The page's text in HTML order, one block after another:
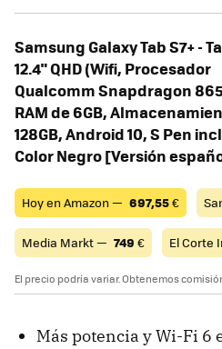
Samsung Galaxy Tab S7+ -
12.4" QHD (Wifi, Procesador
Qualcomm Snapdragon
RAM de 6GB,
128GB, Android 10, S Pen
Color Negro [Versión
Hoy en Amazon — 697,55€
Media Markt — 749 € El Corte
El precio podría variar. Obtenemos
Más potencia y Wi-Fi 6